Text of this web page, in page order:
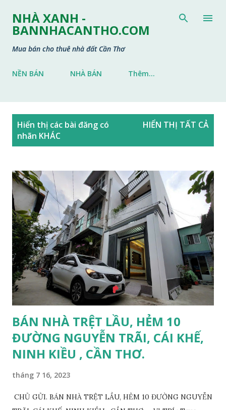
Chuyển đến nội dung chính
NHÀ XANH -
BANNHACANTHO.COM
Mua bán cho thuê nhà đất Cần Thơ
NỀN BÁN NHÀ BÁN Thêm…
Hiển thị các bài đăng có
nhãn KHÁC
HIỂN THỊ TẤT CẢ
BÁN NHÀ TRỆT LẦU, HẺM 10
ĐƯỜNG NGUYỄN TRÃI, CÁI KHẾ,
NINH KIỀU , CẦN THƠ.
tháng 7 16, 2023
CHỦ GỬI. BÁN NHÀ TRỆT LẦU, HẺM 10 ĐƯỜNG NGUYỄN